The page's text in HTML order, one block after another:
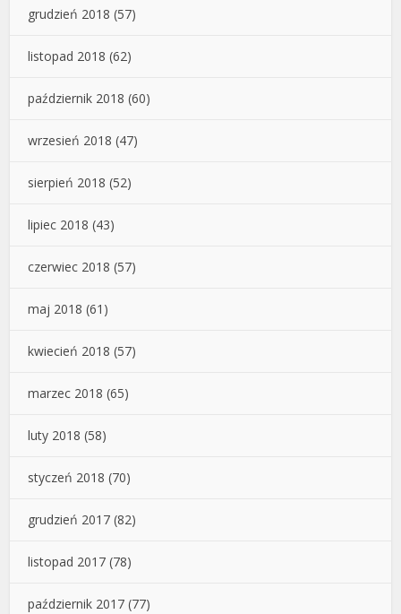
grudzień 2018 (57)
listopad 2018 (62)
październik 2018 (60)
wrzesień 2018 (47)
sierpień 2018 (52)
lipiec 2018 (43)
czerwiec 2018 (57)
maj 2018 (61)
kwiecień 2018 (57)
marzec 2018 (65)
luty 2018 (58)
styczeń 2018 (70)
grudzień 2017 (82)
listopad 2017 (78)
październik 2017 (77)